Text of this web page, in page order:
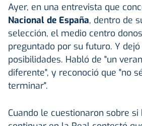
Ayer, en una entrevista que
Nacional de España, dentro de
selección, el medio centro
preguntado por su futuro. Y
posibilidades. Habló de "un
diferente", y reconoció que "no
terminar".
Cuando le cuestionaron sobre si